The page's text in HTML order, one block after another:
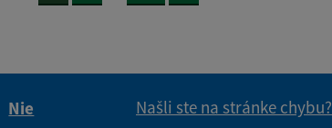
Nie
Našli ste na stránke chybu?